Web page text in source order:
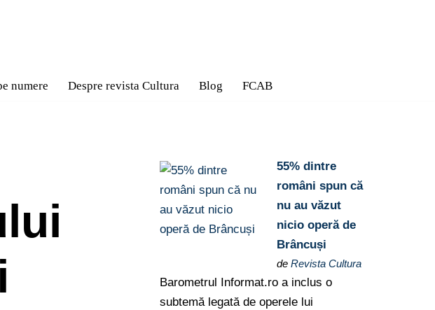
numere Despre revista Cultura Blog FCAB
55% dintre
români spun că
nu au văzut
nicio operă de
Brâncuși
de Revista Cultura
Barometrul Informat.ro a inclus o
subtemă legată de operele lui